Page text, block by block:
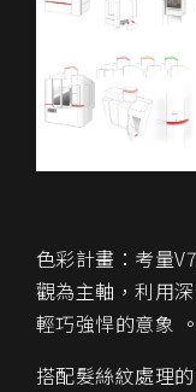
色彩計畫：考量
觀為主軸，利用
輕巧強悍的意象 。
搭配髮絲紋處理